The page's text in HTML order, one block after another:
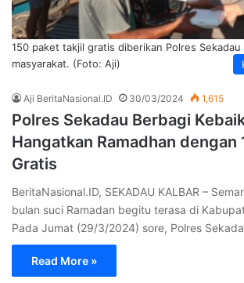
150 paket takjil gratis diberikan Polres Sekadau
masyarakat. (Foto: Aji)
Aji BeritaNasional.ID 30/03/2024 1,615
Polres Sekadau Berbagi
Hangatkan Ramadhan dengan
Gratis
BeritaNasional.ID, SEKADAU KALBAR –
bulan suci Ramadan begitu terasa di
Pada Jumat (29/3/2024) sore, Polres
Read More »